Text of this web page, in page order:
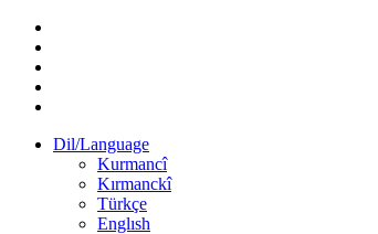
Dil/Language
Kurmancî
Kırmanckî
Türkçe
Englısh